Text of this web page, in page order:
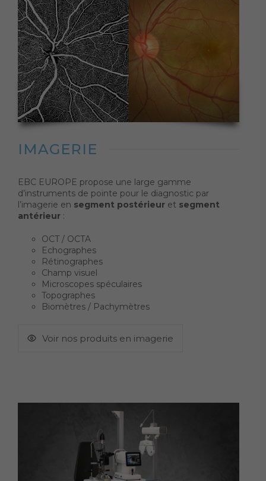
IMAGERIE
EBC EUROPE propose une large gamme
d’instruments de pointe pour le diagnostic par
l’imagerie en segment postérieur et segment
antérieur :
OCT / OCTA
Echographes
Rétinographes
Champ visuel
Microscopes spéculaires
Topographes
Biomètres / Pachymètres
Voir nos produits en imagerie